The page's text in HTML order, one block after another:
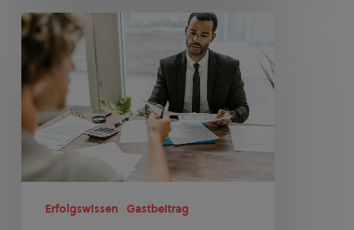
Die
wichtigsten
Versicherungen
in
der
Gastronomie
worauf
kommt
Erfolgswissen Gastbeitrag